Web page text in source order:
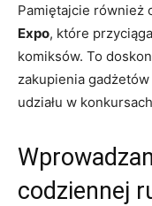
Pamiętajcie również
Expo, które
komiksów. ⁣To
zakupienia
udziału ‌w
codziennej